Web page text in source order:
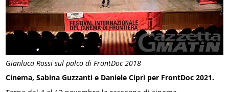
Gianluca Rossi sul palco di FrontDoc 2018
Cinema, Sabina Guzzanti e Daniele Ciprì per FrontDoc 2021.